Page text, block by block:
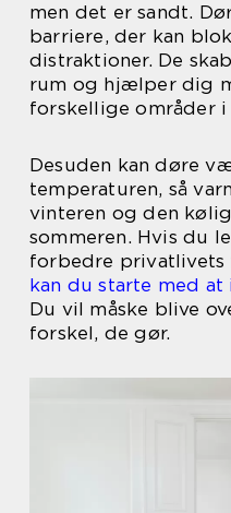
men det er sandt.
barriere, der kan
distraktioner. De
rum og hjælper dig
forskellige områder
Desuden kan døre
temperaturen, så
vinteren og den
sommeren. Hvis du
forbedre privatlivets
kan du starte med
Du vil måske blive
forskel, de gør.